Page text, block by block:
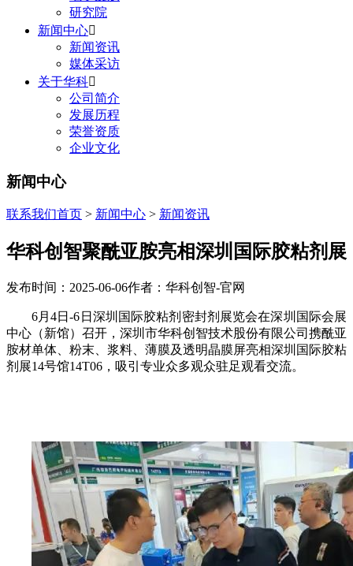
研究院
新闻中心
新闻资讯
媒体采访
关于华科
公司简介
发展历程
荣誉资质
企业文化
新闻中心
联系我们首页 > 新闻中心 > 新闻资讯
华科创智聚酰亚胺亮相深圳国际胶粘剂展
发布时间：2025-06-06作者：华科创智-官网
6月4日-6日深圳国际胶粘剂密封剂展览会在深圳国际会展
中心（新馆）召开，深圳市华科创智技术股份有限公司携酰亚
胺材单体、粉末、浆料、薄膜及透明晶膜屏亮相深圳国际胶粘
剂展14号馆14T06，吸引专业众多观众驻足观看交流。